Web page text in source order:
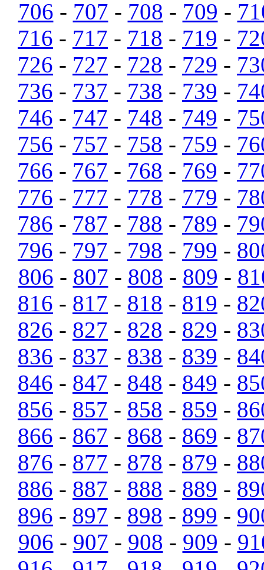
706 - 707 - 708 - 709 -
716 - 717 - 718 - 719 -
726 - 727 - 728 - 729 -
736 - 737 - 738 - 739 -
746 - 747 - 748 - 749 -
756 - 757 - 758 - 759 -
766 - 767 - 768 - 769 -
776 - 777 - 778 - 779 -
786 - 787 - 788 - 789 -
796 - 797 - 798 - 799 -
806 - 807 - 808 - 809 -
816 - 817 - 818 - 819 -
826 - 827 - 828 - 829 -
836 - 837 - 838 - 839 -
846 - 847 - 848 - 849 -
856 - 857 - 858 - 859 -
866 - 867 - 868 - 869 -
876 - 877 - 878 - 879 -
886 - 887 - 888 - 889 -
896 - 897 - 898 - 899 -
906 - 907 - 908 - 909 -